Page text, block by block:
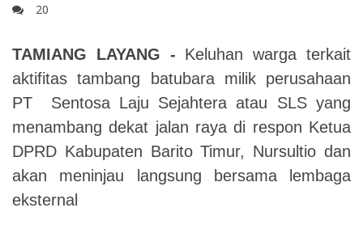
20
TAMIANG LAYANG - Keluhan warga terkait
aktifitas tambang batubara milik perusahaan
PT Sentosa Laju Sejahtera atau SLS yang
menambang dekat jalan raya di respon Ketua
DPRD Kabupaten Barito Timur, Nursultio dan
akan meninjau langsung bersama lembaga
eksternal